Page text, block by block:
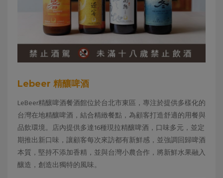
Lebeer 精釀啤酒
LeBeer精釀啤酒餐酒館位於台北市東區，專注於提供多樣化的
台灣在地精釀啤酒，結合精緻餐點，為顧客打造舒適的用餐與
品飲環境。店內提供多達16種現拉精釀啤酒，口味多元，並定
期推出新口味，讓顧客每次來訪都有新鮮感，並強調回歸啤酒
本質，堅持不添加香精，並與台灣小農合作，將新鮮水果融入
釀造，創造出獨特的風味。